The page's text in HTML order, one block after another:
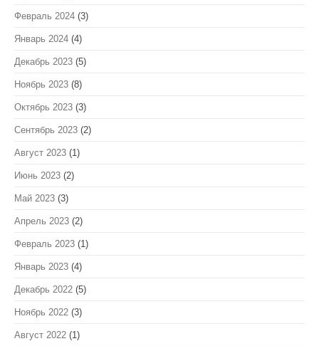
Февраль 2024 (3)
Январь 2024 (4)
Декабрь 2023 (5)
Ноябрь 2023 (8)
Октябрь 2023 (3)
Сентябрь 2023 (2)
Август 2023 (1)
Июнь 2023 (2)
Май 2023 (3)
Апрель 2023 (2)
Февраль 2023 (1)
Январь 2023 (4)
Декабрь 2022 (5)
Ноябрь 2022 (3)
Август 2022 (1)